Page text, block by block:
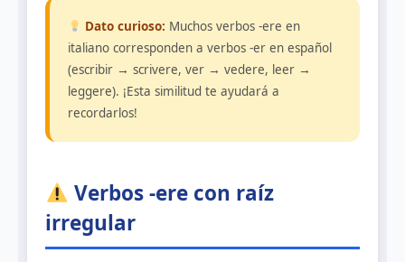
Dato curioso: Muchos verbos -ere en
italiano corresponden a verbos -er en español
(escribir → scrivere, ver → vedere, leer →
leggere). ¡Esta similitud te ayudará a
recordarlos!
Verbos -ere con raíz
irregular